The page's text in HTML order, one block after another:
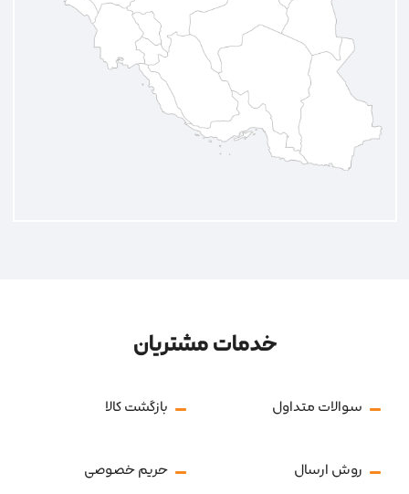
خدمات مشتریان
سوالات متداول بازگشت کالا
روش ارسال حریم خصوصی